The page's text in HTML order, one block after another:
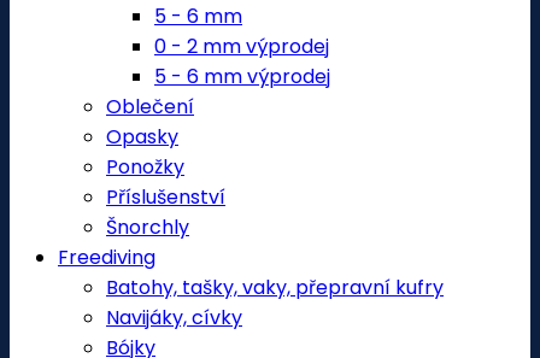
5 - 6 mm
0 - 2 mm výprodej
5 - 6 mm výprodej
Oblečení
Opasky
Ponožky
Příslušenství
Šnorchly
Freediving
Batohy, tašky, vaky, přepravní kufry
Navijáky, cívky
Bójky